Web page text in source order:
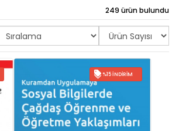
249 ürün bulundu
%15 İNDIRIM